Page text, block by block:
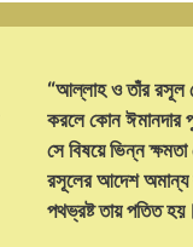
“আল্লাহ ও তাঁর রসূল
করলে কোন ঈমানদার
সে বিষয়ে ভিন্ন
রসূলের আদেশ অমান্য
পথভ্রষ্ট তায় পতিত